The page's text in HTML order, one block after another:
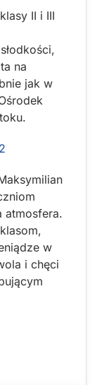
II i III
na
jak w
atmosfera.
w
i chęci